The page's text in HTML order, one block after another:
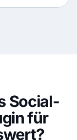
Social-
für